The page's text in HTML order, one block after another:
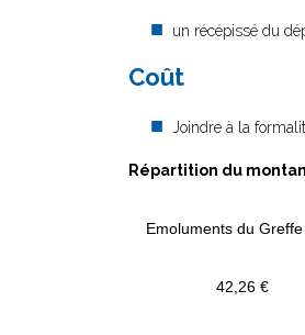
un récépissé du
Coût
Joindre à la
Répartition du
Emoluments du
42,26 €